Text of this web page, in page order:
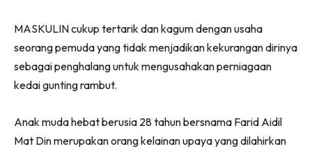
MASKULIN cukup tertarik dan kagum dengan usaha
seorang pemuda yang tidak menjadikan kekurangan dirinya
sebagai penghalang untuk mengusahakan perniagaan
kedai gunting rambut.
Anak muda hebat berusia 28 tahun bersnama Farid Aidil
Mat Din merupakan orang kelainan upaya yang dilahirkan